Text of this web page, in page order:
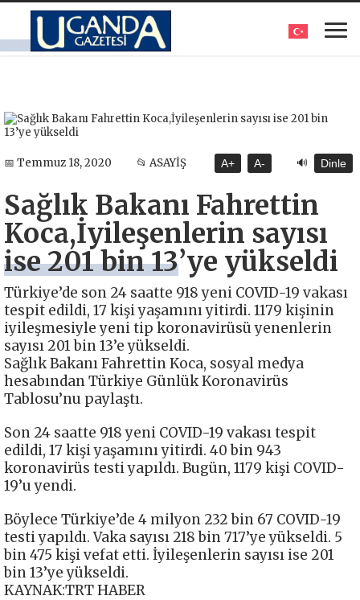
📅 Temmuz 18, 2020 📂 ASAYİŞ A+ A- 🔊 Dinle
Sağlık Bakanı Fahrettin
Koca,İyileşenlerin sayısı
ise 201 bin 13’ye yükseldi
Türkiye’de son 24 saatte 918 yeni COVID-19 vakası
tespit edildi, 17 kişi yaşamını yitirdi. 1179 kişinin
iyileşmesiyle yeni tip koronavirüsü yenenlerin
sayısı 201 bin 13’e yükseldi.
Sağlık Bakanı Fahrettin Koca, sosyal medya
hesabından Türkiye Günlük Koronavirüs
Tablosu’nu paylaştı.
Son 24 saatte 918 yeni COVID-19 vakası tespit
edildi, 17 kişi yaşamını yitirdi. 40 bin 943
koronavirüs testi yapıldı. Bugün, 1179 kişi COVID-
19’u yendi.
Böylece Türkiye’de 4 milyon 232 bin 67 COVID-19
testi yapıldı. Vaka sayısı 218 bin 717’ye yükseldi. 5
bin 475 kişi vefat etti. İyileşenlerin sayısı ise 201
bin 13’ye yükseldi.
KAYNAK:TRT HABER